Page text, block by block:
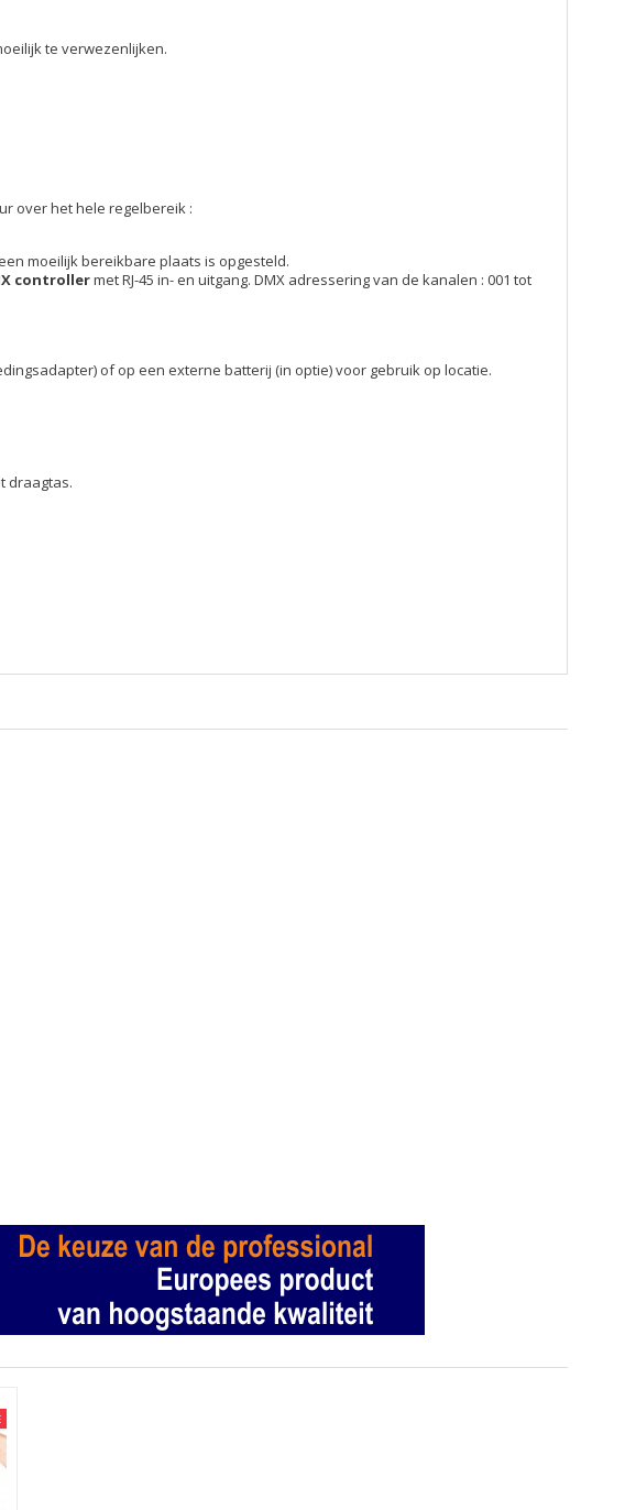
te verwezenlijken.
over het hele regelbereik :
moeilijk bereikbare plaats is opgesteld.
controllermet RJ-45 in- en uitgang. DMX adressering van de kanalen : 001 tot
of op een externe batterij (in optie) voor gebruik op locatie.
draagtas.